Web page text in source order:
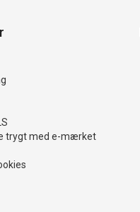
trygt med e-mærket